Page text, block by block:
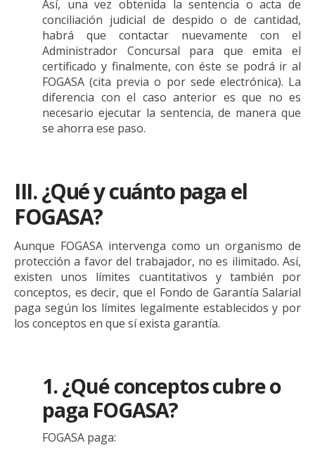
Así, una vez obtenida la sentencia o acta de
conciliación judicial de despido o de cantidad,
habrá que contactar nuevamente con el
Administrador Concursal para que emita el
certificado y finalmente, con éste se podrá ir al
FOGASA (cita previa o por sede electrónica). La
diferencia con el caso anterior es que no es
necesario ejecutar la sentencia, de manera que
se ahorra ese paso.
III. ¿Qué y cuánto paga el
FOGASA?
Aunque FOGASA intervenga como un organismo de
protección a favor del trabajador, no es ilimitado. Así,
existen unos límites cuantitativos y también por
conceptos, es decir, que el Fondo de Garantía Salarial
paga según los límites legalmente establecidos y por
los conceptos en que sí exista garantía.
1. ¿Qué conceptos cubre o
paga FOGASA?
FOGASA paga: